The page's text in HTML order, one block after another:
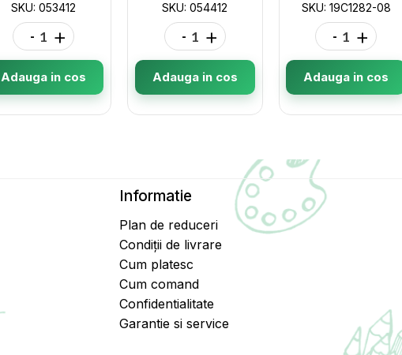
SKU: 053412
- +
Adauga in cos
SKU: 054412
- +
Adauga in cos
SKU: 19C1282-08
- +
Adauga in cos
Informatie
Plan de reduceri
Condiții de livrare
Cum platesc
Cum comand
Confidentialitate
Garantie si service